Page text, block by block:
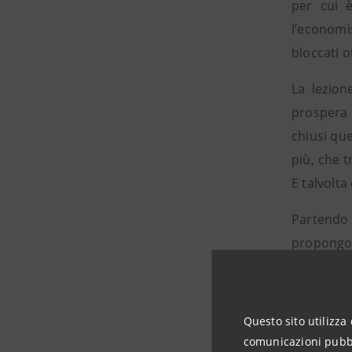
Questo sito utilizza
comunicazioni
per cui
bloccati
La
chiusi
più, che
E
Partendo
Gli autori